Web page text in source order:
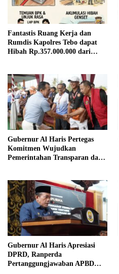
Fantastis Ruang Kerja dan
Rumdis Kapolres Tebo dapat
Hibah Rp.357.000.000 dari
Gubernur Al Haris Pertegas
Komitmen Wujudkan
Pemerintahan Transparan dan
Gubernur Al Haris Apresiasi
DPRD, Ranperda
Pertanggungjawaban APBD